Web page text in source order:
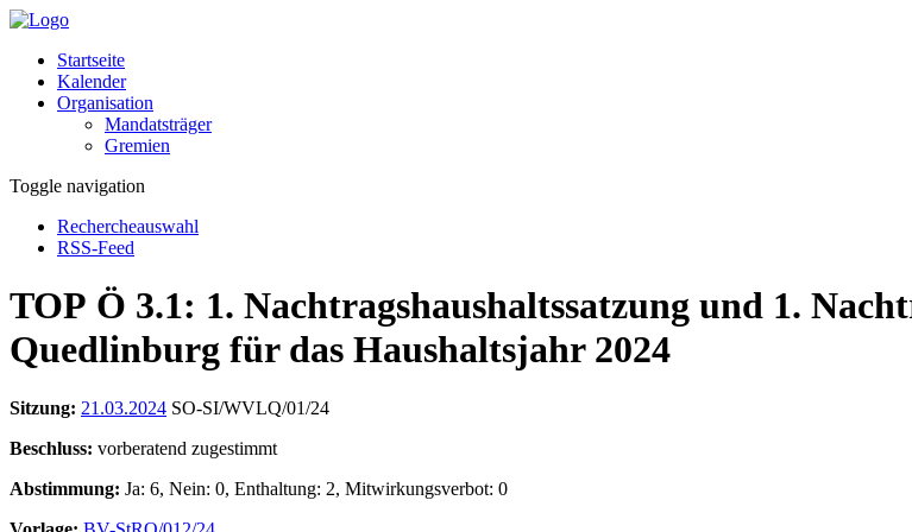
Startseite
Kalender
Organisation
Mandatsträger
Gremien
Toggle navigation
Rechercheauswahl
RSS-Feed
TOP Ö 3.1: 1. Nachtragshaushaltssatzung und 1.
Quedlinburg für das Haushaltsjahr 2024
Sitzung: 21.03.2024 SO-SI/WVLQ/01/24
Beschluss: vorberatend zugestimmt
Abstimmung: Ja: 6, Nein: 0, Enthaltung: 2, Mitwirkungsverbot: 0